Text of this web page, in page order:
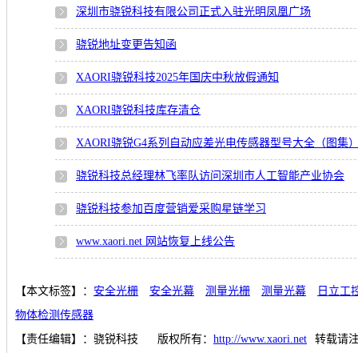
深圳市骁锐科技有限公司正式入驻光明凤凰广场
骁锐地址变更告知函
XAORI骁锐科技2025年国庆中秋放假通知
XAORI骁锐科技库存清仓
XAORI骁锐G4系列自动应差光电传感器型号大全（图集
骁锐科技总经理林飞率队访问深圳市人工智能产业协会
骁锐科技参加百度营销爱采购星链学习
www.xaori.net 网站恢复上线公告
【本文标签】： 安全光栅 安全光幕 测量光栅 测量光幕
日立工
物体检测传感器
【责任编辑】： 骁锐科技 版权所有： http://www.xaori.net 转载请